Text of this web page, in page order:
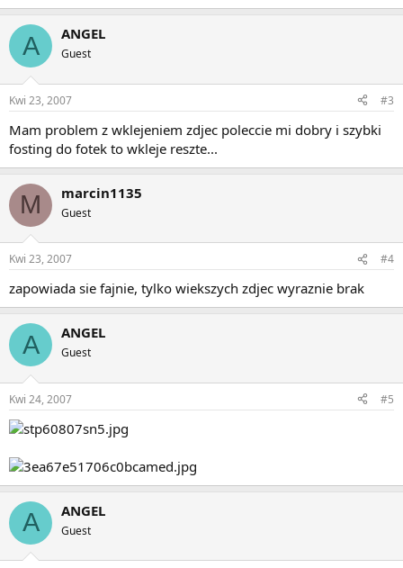
A ANGEL
Guest
Kwi 23, 2007 #3
Mam problem z wklejeniem zdjec poleccie mi dobry i szybki
fosting do fotek to wkleje reszte...
M marcin1135
Guest
Kwi 23, 2007 #4
zapowiada sie fajnie, tylko wiekszych zdjec wyraznie brak
A ANGEL
Guest
Kwi 24, 2007 #5
A ANGEL
Guest